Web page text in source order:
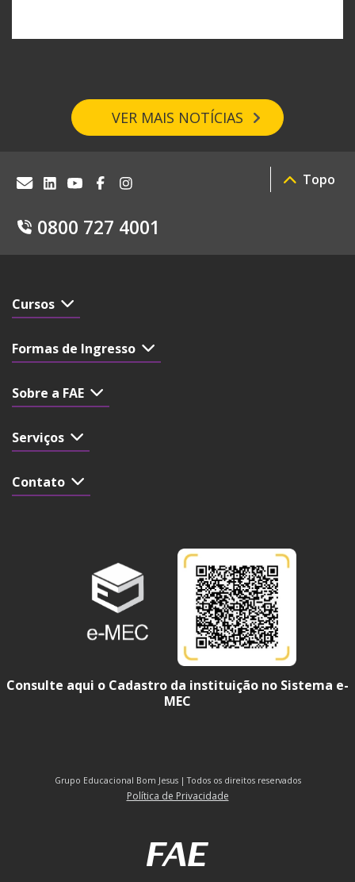
VER MAIS NOTÍCIAS
0800 727 4001
Topo
Cursos
Formas de Ingresso
Sobre a FAE
Serviços
Contato
Consulte aqui o Cadastro da instituição no Sistema e-
MEC
Grupo Educacional Bom Jesus | Todos os direitos reservados
Política de Privacidade